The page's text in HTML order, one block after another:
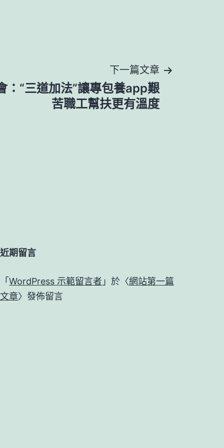
下一篇文章
：“三道加法”讓專包養app艱
苦職工幫扶更有溫度
近期留言
「 WordPress 示範留言者 」於〈網站第一篇
文章〉發佈留言